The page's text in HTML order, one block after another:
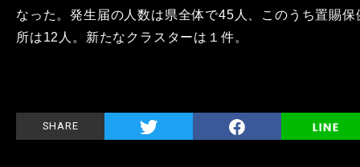
なった。発生届の人数は県全体で45人、このうち置賜保
所は12人。新たなクラスターは１件。
SHARE